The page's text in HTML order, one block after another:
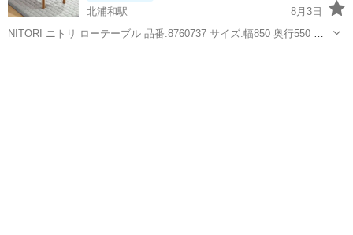
北浦和駅
8月3日
NITORI ニトリ ローテーブル 品番:8760737 サイズ:幅850 奥行550 高